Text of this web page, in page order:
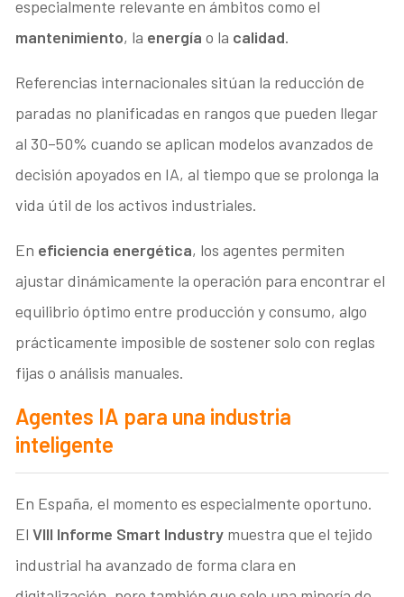
especialmente relevante en ámbitos como el
mantenimiento, la energíao la calidad.
Referencias internacionales sitúan la reducción de
paradas no planificadas en rangos que pueden llegar
al 30–50% cuando se aplican modelos avanzados de
decisión apoyados en IA, al tiempo que se prolonga la
vida útil de los activos industriales.
En eficiencia energética, los agentes permiten
ajustar dinámicamente la operación para encontrar el
equilibrio óptimo entre producción y consumo, algo
prácticamente imposible de sostener solo con reglas
fijas o análisis manuales.
Agentes IA para una industria
inteligente
En España, el momento es especialmente oportuno.
ElVIII Informe Smart Industry muestra que el tejido
industrial ha avanzado de forma clara en